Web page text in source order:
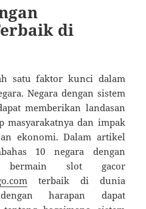
di
satu faktor kunci dalam
Negara dengan sistem
memberikan landasan
masyarakatnya dan impak
ekonomi. Dalam artikel
10 negara dengan
bermain slot gacor
terbaik di dunia
harapan dapat